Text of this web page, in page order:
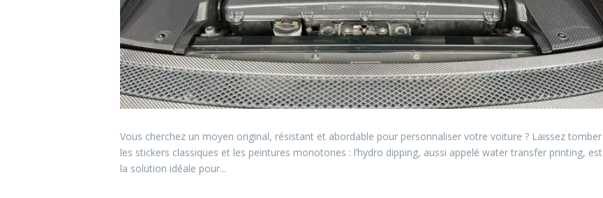
Vous cherchez un moyen original, résistant et abordable pour personnaliser votre voiture ? Laissez tomber
les stickers classiques et les peintures monotones : l’hydro dipping, aussi appelé water transfer printing, est
la solution idéale pour...